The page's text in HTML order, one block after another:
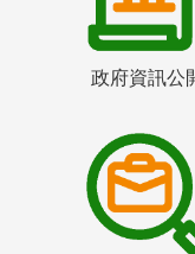
政府資訊公